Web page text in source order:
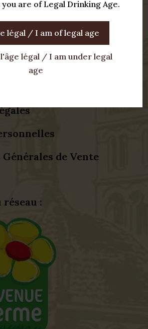
are of Legal Drinking Age.
légal / I am of legal age
l'âge légal / I am under legal
age
produits
de Vente
réseau :